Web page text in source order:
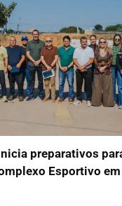
preparativos
Esportivo